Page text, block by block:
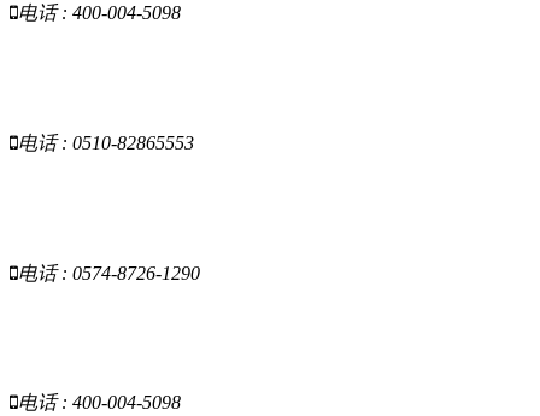
电话 : 400-004-5098
电话 : 0510-82865553
电话 : 0574-8726-1290
电话 : 400-004-5098